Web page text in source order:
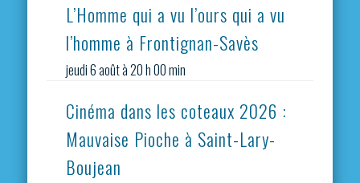
L’Homme qui a vu l’ours qui a vu
l’homme à Frontignan-Savès
jeudi 6 août à 20 h 00 min
Cinéma dans les coteaux 2026 :
Mauvaise Pioche à Saint-Lary-
Boujean